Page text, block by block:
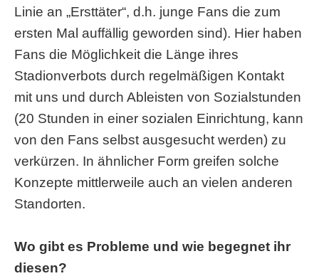
Linie an „Ersttäter“, d.h. junge Fans die zum
ersten Mal auffällig geworden sind). Hier haben
Fans die Möglichkeit die Länge ihres
Stadionverbots durch regelmäßigen Kontakt
mit uns und durch Ableisten von Sozialstunden
(20 Stunden in einer sozialen Einrichtung, kann
von den Fans selbst ausgesucht werden) zu
verkürzen. In ähnlicher Form greifen solche
Konzepte mittlerweile auch an vielen anderen
Standorten.
Wo gibt es Probleme und wie begegnet ihr
diesen?